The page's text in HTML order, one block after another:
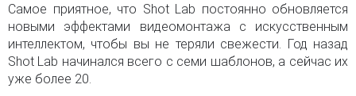
Самое приятное, что Shot Lab постоянно обновляется
новыми эффектами видеомонтажа с искусственным
интеллектом, чтобы вы не теряли свежести. Год назад
Shot Lab начинался всего с семи шаблонов, а сейчас их
уже более 20.